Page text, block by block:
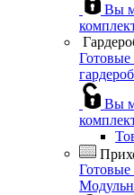
Вы
Вы